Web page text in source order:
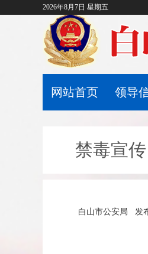
2026年8月7日 星期五
网站首页 领导
禁毒宣传
白山市公安局 发